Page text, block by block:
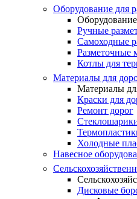
Оборудование для
Ручные
Самоходные
Разметочные
Котлы для
Материалы для
Материалы
Краски для
Ремонт дорог
Холодные
Навесное
Дисковые